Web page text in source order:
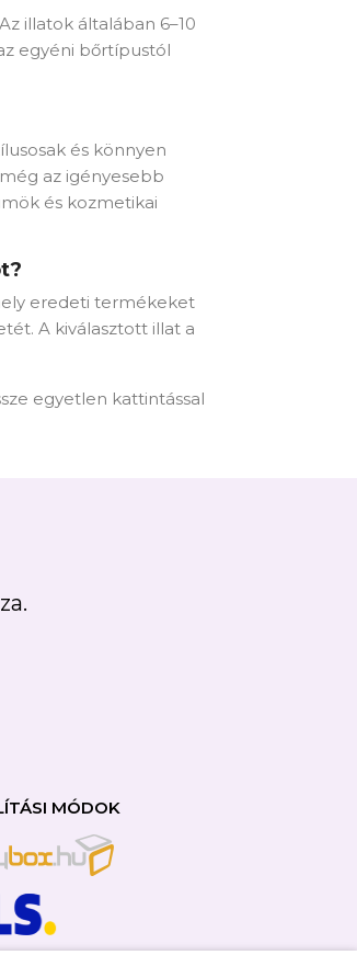
illatok általában 6–10
egyéni bőrtípustól
és könnyen
az igényesebb
és kozmetikai
eredeti termékeket
A kiválasztott illat a
egyetlen kattintással
MÓDOK